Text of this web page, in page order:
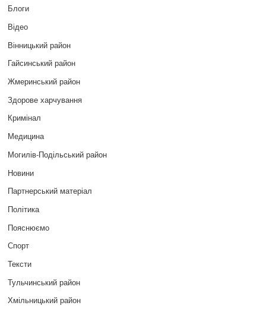
Блоги
Відео
Вінницький район
Гайсинський район
Жмеринський район
Здорове харчування
Кримінал
Медицина
Могилів-Подільський район
Новини
Партнерський матеріал
Політика
Пояснюємо
Спорт
Тексти
Тульчинський район
Хмільницький район